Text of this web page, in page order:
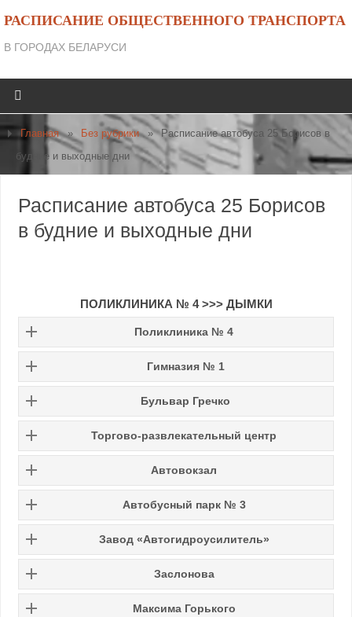
РАСПИСАНИЕ ОБЩЕСТВЕННОГО ТРАНСПОРТА
В ГОРОДАХ БЕЛАРУСИ
Главная » Без рубрики » Расписание автобуса 25 Борисов в
будние и выходные дни
Расписание автобуса 25 Борисов
в будние и выходные дни
ПОЛИКЛИНИКА № 4 >>> ДЫМКИ
Поликлиника № 4
Гимназия № 1
Бульвар Гречко
Торгово-развлекательный центр
Автовокзал
Автобусный парк № 3
Завод «Автогидроусилитель»
Заслонова
Максима Горького